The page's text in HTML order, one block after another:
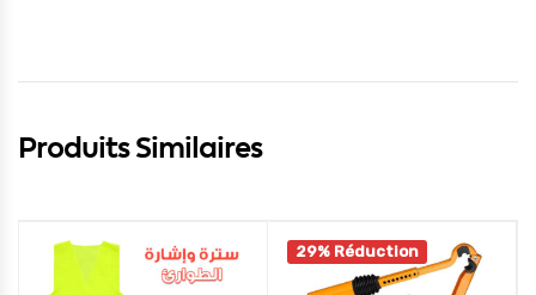
Produits Similaires
29% Réduction